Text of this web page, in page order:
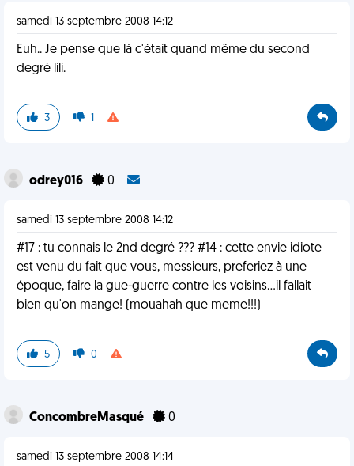
samedi 13 septembre 2008 14:12
Euh.. Je pense que là c'était quand même du second
degré lili.
3 1
odrey016 0
samedi 13 septembre 2008 14:12
#17 : tu connais le 2nd degré ??? #14 : cette envie idiote
est venu du fait que vous, messieurs, preferiez à une
époque, faire la gue-guerre contre les voisins...il fallait
bien qu'on mange! (mouahah que meme!!!)
5 0
ConcombreMasqué 0
samedi 13 septembre 2008 14:14